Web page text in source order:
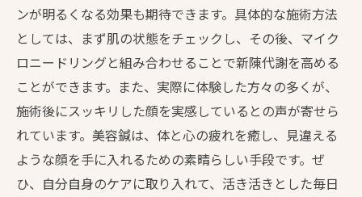
ンが明るくなる効果も期待できます。具体的な施術方法
としては、まず肌の状態をチェックし、その後、マイク
ロニードリングと組み合わせることで新陳代謝を高める
ことができます。また、実際に体験した方々の多くが、
施術後にスッキリした顔を実感しているとの声が寄せら
れています。美容鍼は、体と心の疲れを癒し、見違える
ような顔を手に入れるための素晴らしい手段です。ぜ
ひ、自分自身のケアに取り入れて、活き活きとした毎日